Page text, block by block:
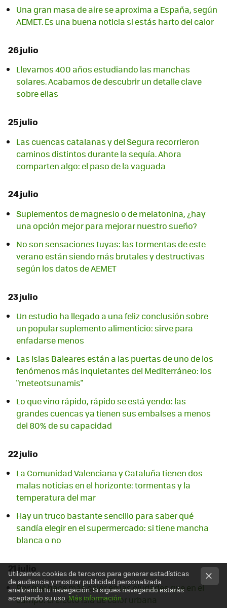
Una gran masa de aire se aproxima a España, según
AEMET. Es una buena noticia si estás harto del calor
26 julio
Llevamos 400 años estudiando las manchas
solares. Acabamos de descubrir un detalle clave
sobre ellas
25 julio
Las cuencas catalanas y del Segura recorrieron
caminos distintos durante la sequía. Ahora
comparten algo: el paso de la vaguada
24 julio
Suplementos de magnesio o de melatonina, ¿hay
una opción mejor para mejorar nuestro sueño?
No son sensaciones tuyas: las tormentas de este
verano están siendo más brutales y destructivas
según los datos de AEMET
23 julio
Un estudio ha llegado a una feliz conclusión sobre
un popular suplemento alimenticio: sirve para
enfadarse menos
Las Islas Baleares están a las puertas de uno de los
fenómenos más inquietantes del Mediterráneo: los
"meteotsunamis"
Lo que vino rápido, rápido se está yendo: las
grandes cuencas ya tienen sus embalses a menos
del 80% de su capacidad
22 julio
La Comunidad Valenciana y Cataluña tienen dos
malas noticias en el horizonte: tormentas y la
temperatura del mar
Hay un truco bastante sencillo para saber qué
sandía elegir en el supermercado: si tiene mancha
blanca o no
21 julio
Por qué hace más calor en las ciudades que en el
campo: el efecto isla de calor urbana
Utilizamos cookies de terceros para generar estadísticas
de audiencia y mostrar publicidad personalizada
analizando tu navegación. Si sigues navegando estarás
aceptando su uso.Más información